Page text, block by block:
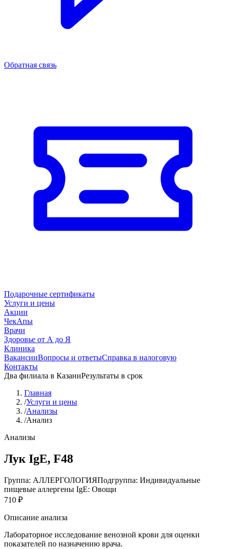
Обратная связь
Подарочные сертификаты
Услуги и цены
Акции
ЧекАпы
Врачи
Здоровье от А до Я
Клиника
ВакансииВопросы и ответыСправка в налоговую
Контакты
Два филиала в КазаниРезультаты в срок
Главная
/Услуги и цены
/Анализы
/Анализ
Анализы
Лук IgE, F48
Группа: АЛЛЕРГОЛОГИЯПодгруппа: Индивидуальные
пищевые аллергены IgE: Овощи
710 ₽
Описание анализа
Лабораторное исследование венозной крови для оценки
показателей по назначению врача.